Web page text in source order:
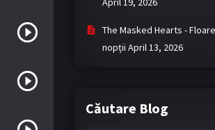
The Masked Hearts -
nopții April 13, 2026
Căutare Blog